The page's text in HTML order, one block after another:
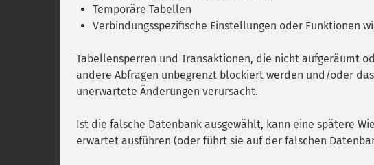
Temporäre Tabellen
Verbindungsspezifische Einstellungen oder Funktionen
Tabellensperren und Transaktionen, die nicht aufgeräumt
andere Abfragen unbegrenzt blockiert werden und/oder
unerwartete Änderungen verursacht.
Ist die falsche Datenbank ausgewählt, kann eine spätere
erwartet ausführen (oder führt sie auf der falschen